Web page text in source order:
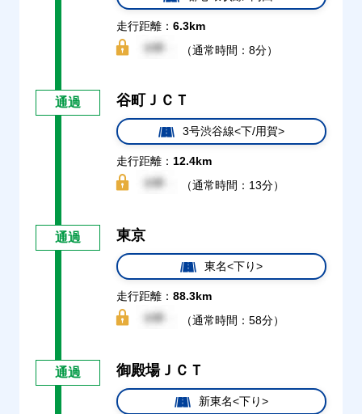
走行距離： 6.3km
（通常時間：8分）
通過 谷町ＪＣＴ
3号渋谷線<下/用賀>
走行距離： 12.4km
（通常時間：13分）
通過 東京
東名<下り>
走行距離： 88.3km
（通常時間：58分）
通過 御殿場ＪＣＴ
新東名<下り>